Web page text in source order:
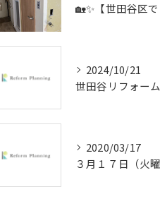
2024/10/21
世田谷リフォーム
2020/03/17